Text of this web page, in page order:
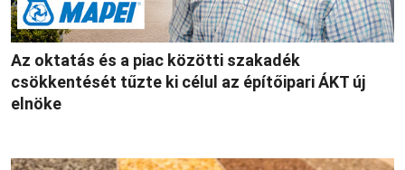
Az oktatás és a piac közötti szakadék
csökkentését tűzte ki célul az építőipari ÁKT új
elnöke